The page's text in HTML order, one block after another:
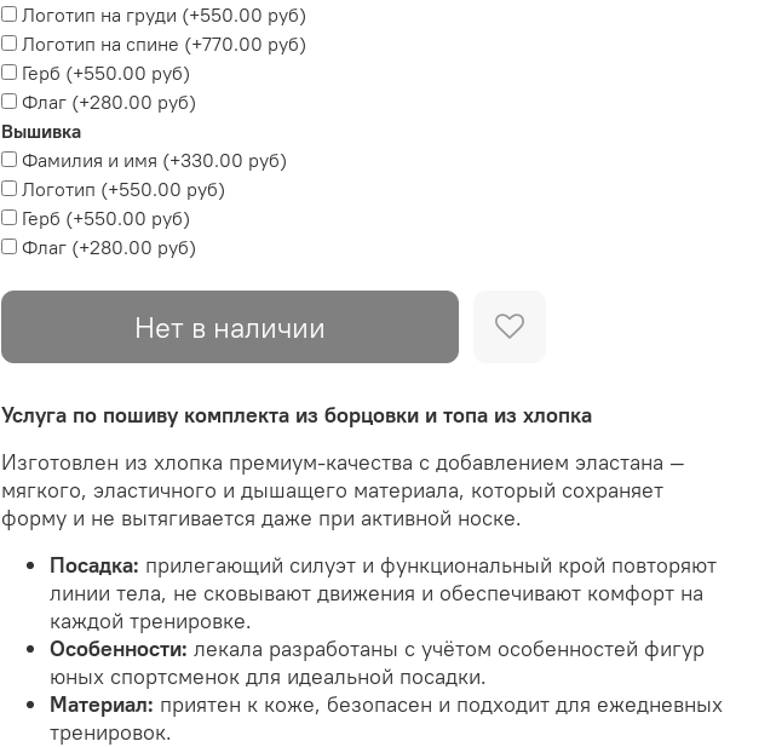
Нет в наличии
Логотип на груди (+550.00 руб)
Логотип на спине (+770.00 руб)
Герб (+550.00 руб)
Флаг (+280.00 руб)
Вышивка
Фамилия и имя (+330.00 руб)
Логотип (+550.00 руб)
Герб (+550.00 руб)
Флаг (+280.00 руб)
Услуга по пошиву комплекта из борцовки и топа из хлопка
Изготовлен из хлопка премиум-качества с добавлением эластана —
мягкого, эластичного и дышащего материала, который сохраняет
форму и не вытягивается даже при активной носке.
Посадка: прилегающий силуэт и функциональный крой повторяют
линии тела, не сковывают движения и обеспечивают комфорт на
каждой тренировке.
Особенности: лекала разработаны с учётом особенностей фигур
юных спортсменок для идеальной посадки.
Материал: приятен к коже, безопасен и подходит для ежедневных
тренировок.